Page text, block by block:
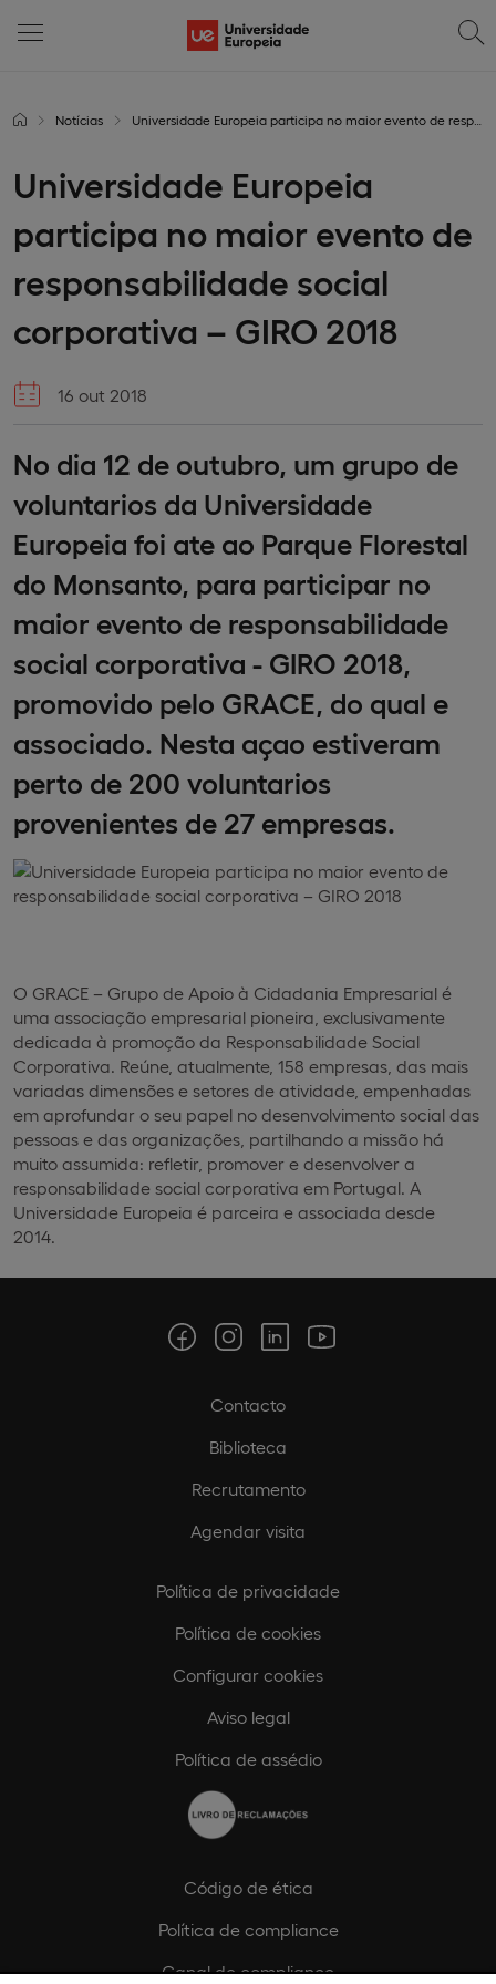
Notícias Universidade Europeia participa no maior evento de responsabilidade social corporativa – GIRO 2018
Universidade Europeia
participa no maior evento de
responsabilidade social
corporativa – GIRO 2018
16 out 2018
No dia 12 de outubro, um grupo de
voluntarios da Universidade
Europeia foi ate ao Parque Florestal
do Monsanto, para participar no
maior evento de responsabilidade
social corporativa - GIRO 2018,
promovido pelo GRACE, do qual e
associado. Nesta açao estiveram
perto de 200 voluntarios
provenientes de 27 empresas.
O GRACE – Grupo de Apoio à Cidadania Empresarial é
uma associação empresarial pioneira, exclusivamente
dedicada à promoção da Responsabilidade Social
Corporativa. Reúne, atualmente, 158 empresas, das mais
variadas dimensões e setores de atividade, empenhadas
em aprofundar o seu papel no desenvolvimento social das
pessoas e das organizações, partilhando a missão há
muito assumida: refletir, promover e desenvolver a
responsabilidade social corporativa em Portugal. A
Universidade Europeia é parceira e associada desde
2014.
Contacto
Biblioteca
Recrutamento
Agendar visita
Política de privacidade
Política de cookies
Configurar cookies
Aviso legal
Política de assédio
Código de ética
Política de compliance
Canal de compliance